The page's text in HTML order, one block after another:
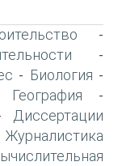
-
-
- Биология -
География -
Диссертации
Журналистика